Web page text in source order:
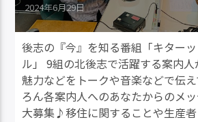
2024年6月29日
後志の『今』を知る番組「キター
ル」 9組の北後志で活躍する案内
魅力などをトークや音楽などで伝
ろん各案内人へのあなたからのメ
大募集♪移住に関することや生産